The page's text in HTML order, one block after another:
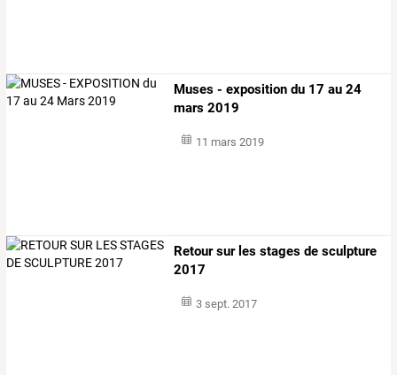
Muses - exposition du 17 au 24
mars 2019
11 mars 2019
Retour sur les stages de sculpture
2017
3 sept. 2017